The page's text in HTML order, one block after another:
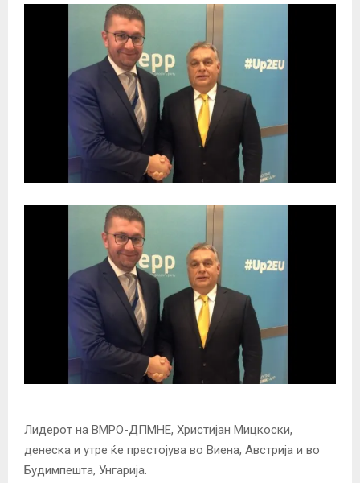
Лидерот на ВМРО-ДПМНЕ, Христијан Мицкоски,
денеска и утре ќе престојува во Виена, Австрија и во
Будимпешта, Унгарија.